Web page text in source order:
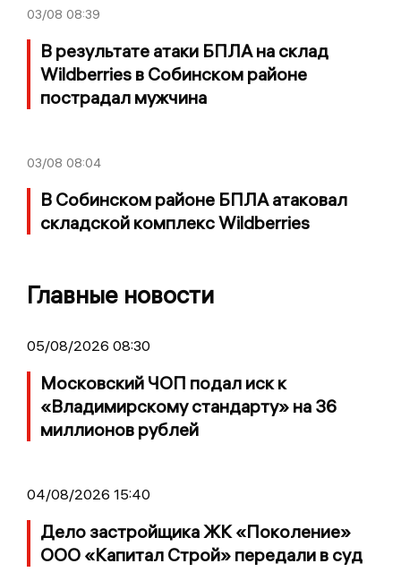
03/08 08:39
В результате атаки БПЛА на склад
Wildberries в Собинском районе
пострадал мужчина
03/08 08:04
В Собинском районе БПЛА атаковал
складской комплекс Wildberries
Главные новости
05/08/2026 08:30
Московский ЧОП подал иск к
«Владимирскому стандарту» на 36
миллионов рублей
04/08/2026 15:40
Дело застройщика ЖК «Поколение»
ООО «Капитал Строй» передали в суд